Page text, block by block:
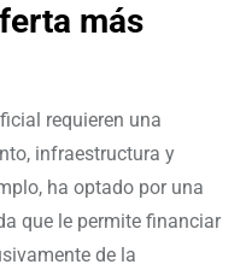
más
requieren una
infraestructura y
ha optado por una
que le permite financiar
de la